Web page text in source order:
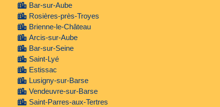
Bar-sur-Aube
Rosières-près-Troyes
Brienne-le-Château
Arcis-sur-Aube
Bar-sur-Seine
Saint-Lyé
Estissac
Lusigny-sur-Barse
Vendeuvre-sur-Barse
Saint-Parres-aux-Tertres